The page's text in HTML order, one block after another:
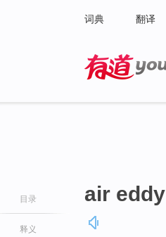
词典 翻译
目录
释义
air eddy